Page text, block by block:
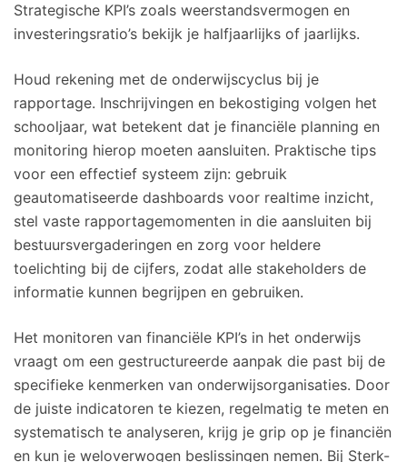
Strategische KPI’s zoals weerstandsvermogen en
investeringsratio’s bekijk je halfjaarlijks of jaarlijks.
Houd rekening met de onderwijscyclus bij je
rapportage. Inschrijvingen en bekostiging volgen het
schooljaar, wat betekent dat je financiële planning en
monitoring hierop moeten aansluiten. Praktische tips
voor een effectief systeem zijn: gebruik
geautomatiseerde dashboards voor realtime inzicht,
stel vaste rapportagemomenten in die aansluiten bij
bestuursvergaderingen en zorg voor heldere
toelichting bij de cijfers, zodat alle stakeholders de
informatie kunnen begrijpen en gebruiken.
Het monitoren van financiële KPI’s in het onderwijs
vraagt om een gestructureerde aanpak die past bij de
specifieke kenmerken van onderwijsorganisaties. Door
de juiste indicatoren te kiezen, regelmatig te meten en
systematisch te analyseren, krijg je grip op je financiën
en kun je weloverwogen beslissingen nemen. Bij Sterk-